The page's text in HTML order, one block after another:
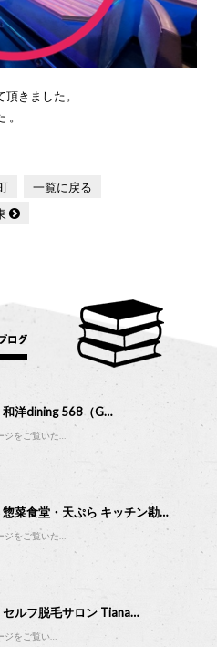
きました。
。
一覧に戻る
洋dining 568（G…
ジをご覧いた…
菜食堂・天ぷら キッチン勘…
ジをご覧いた…
ルフ脱毛サロン Tiana…
ジをご覧い…